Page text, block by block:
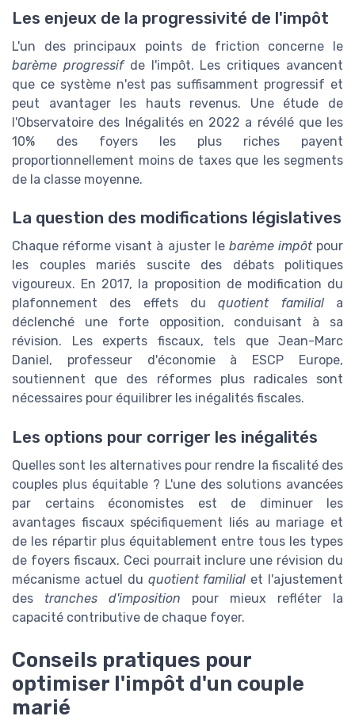
Les enjeux de la progressivité de l'impôt
L'un des principaux points de friction concerne le
barème progressifde l'impôt. Les critiques avancent
que ce système n'est pas suffisamment progressif et
peut avantager les hauts revenus. Une étude de
l'Observatoire des Inégalités en 2022 a révélé que les
10% des foyers les plus riches payent
proportionnellement moins de taxes que les segments
de la classe moyenne.
La question des modifications législatives
Chaque réforme visant à ajuster le barème impôtpour
les couples mariés suscite des débats politiques
vigoureux. En 2017, la proposition de modification du
plafonnement des effets duquotient familiala
déclenché une forte opposition, conduisant à sa
révision. Les experts fiscaux, tels que Jean-Marc
Daniel, professeur d'économie à ESCP Europe,
soutiennent que des réformes plus radicales sont
nécessaires pour équilibrer les inégalités fiscales.
Les options pour corriger les inégalités
Quelles sont les alternatives pour rendre la fiscalité des
couples plus équitable ? L'une des solutions avancées
par certains économistes est de diminuer les
avantages fiscaux spécifiquement liés au mariage et
de les répartir plus équitablement entre tous les types
de foyers fiscaux. Ceci pourrait inclure une révision du
mécanisme actuel du quotient familial et l'ajustement
des tranches d'imposition pour mieux refléter la
capacité contributive de chaque foyer.
Conseils pratiques pour
optimiser l'impôt d'un couple
marié